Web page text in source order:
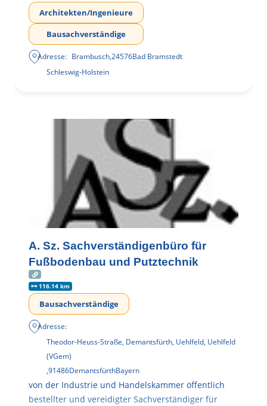
Architekten/Ingenieure
Bausachverständige
Adresse: Brambusch,24576Bad Bramstedt
Schleswig-Holstein
A. Sz. Sachverständigenbüro für
Fußbodenbau und Putztechnik
116.14 km
Bausachverständige
Adresse:
Theodor-Heuss-Straße, Demantsfürth, Uehlfeld, Uehlfeld
(VGem)
,91486DemantsfürthBayern
von der Industrie und Handelskammer öffentlich
bestellter und vereidigter Sachverständiger für